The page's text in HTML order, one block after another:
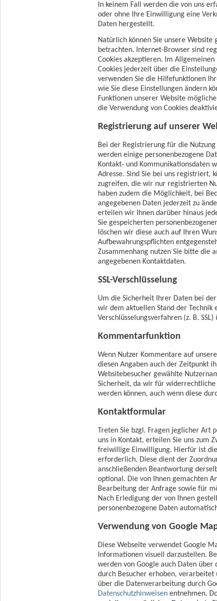
In keinem Fall werden die von uns
oder ohne Ihre Einwilligung eine
Daten hergestellt.
Natürlich können Sie unsere Website
betrachten. Internet-Browser sind
Cookies akzeptieren. Im Allgemeinen
Cookies jederzeit über die
verwenden Sie die Hilfefunktionen
wie Sie diese Einstellungen ändern
Funktionen unserer Website
die Verwendung von Cookies
Registrierung auf unserer
Bei der Registrierung für die
werden einige personenbezogene
Kontakt- und Kommunikationsdaten
Adresse. Sind Sie bei uns registriert,
zugreifen, die wir nur registrierten
haben zudem die Möglichkeit, bei
angegebenen Daten jederzeit zu
erteilen wir Ihnen darüber hinaus
Sie gespeicherten
löschen wir diese auch auf Ihren
Aufbewahrungspflichten
Zusammenhang nutzen Sie bitte die
angegebenen Kontaktdaten.
SSL-Verschlüsselung
Um die Sicherheit Ihrer Daten bei
wir dem aktuellen Stand der Technik
Verschlüsselungsverfahren (z. B. SSL)
Kommentarfunktion
Wenn Nutzer Kommentare auf
diesen Angaben auch der Zeitpunkt
Websitebesucher gewählte
Sicherheit, da wir für
werden können, auch wenn diese
Kontaktformular
Treten Sie bzgl. Fragen jeglicher
uns in Kontakt, erteilen Sie uns zum
freiwillige Einwilligung. Hierfür ist
erforderlich. Diese dient der
anschließenden Beantwortung
optional. Die von Ihnen gemachten
Bearbeitung der Anfrage sowie für
Nach Erledigung der von Ihnen
personenbezogene Daten
Verwendung von Google
Diese Webseite verwendet Google
Informationen visuell darzustellen.
werden von Google auch Daten
durch Besucher erhoben,
über die Datenverarbeitung durch
Datenschutzhinweisen entnehmen.